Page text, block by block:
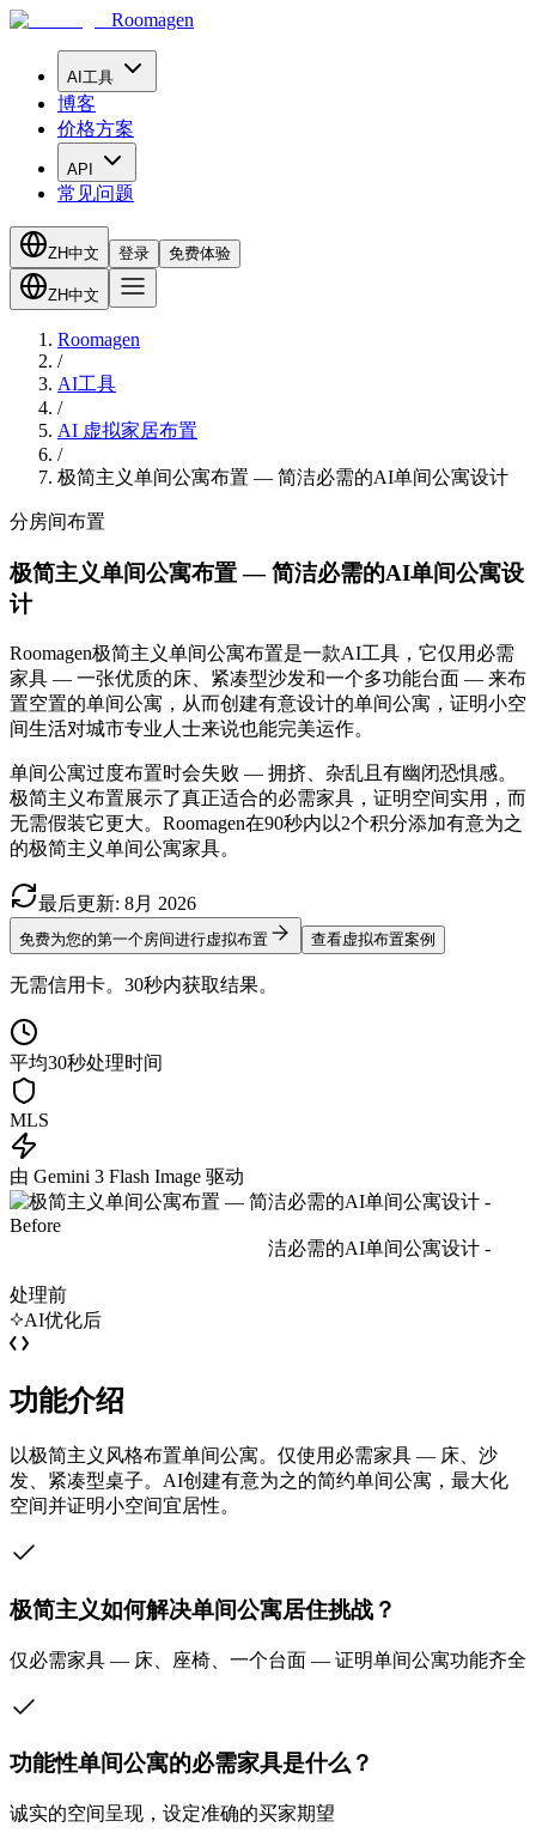
Roomagen
AI工具
博客
价格方案
API
常见问题
ZH中文 登录 免费体验
ZH中文
Roomagen
/
AI工具
/
AI 虚拟家居布置
/
极简主义单间公寓布置 — 简洁必需的AI单间公寓设计
分房间布置
极简主义单间公寓布置 — 简洁必需的AI单间公寓设
计
Roomagen极简主义单间公寓布置是一款AI工具，它仅用必需
家具 — 一张优质的床、紧凑型沙发和一个多功能台面 — 来布
置空置的单间公寓，从而创建有意设计的单间公寓，证明小空
间生活对城市专业人士来说也能完美运作。
单间公寓过度布置时会失败 — 拥挤、杂乱且有幽闭恐惧感。
极简主义布置展示了真正适合的必需家具，证明空间实用，而
无需假装它更大。Roomagen在90秒内以2个积分添加有意为之
的极简主义单间公寓家具。
最后更新: 8月 2026
免费为您的第一个房间进行虚拟布置 查看虚拟布置案例
无需信用卡。30秒内获取结果。
平均30秒处理时间
MLS
由 Gemini 3 Flash Image 驱动
处理前
AI优化后
功能介绍
以极简主义风格布置单间公寓。仅使用必需家具 — 床、沙
发、紧凑型桌子。AI创建有意为之的简约单间公寓，最大化
空间并证明小空间宜居性。
极简主义如何解决单间公寓居住挑战？
仅必需家具 — 床、座椅、一个台面 — 证明单间公寓功能齐全
功能性单间公寓的必需家具是什么？
诚实的空间呈现，设定准确的买家期望